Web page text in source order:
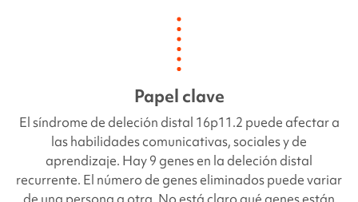
Papel clave
El síndrome de deleción distal 16p11.2 puede afectar a
las habilidades comunicativas, sociales y de
aprendizaje. Hay 9 genes en la deleción distal
recurrente. El número de genes eliminados puede variar